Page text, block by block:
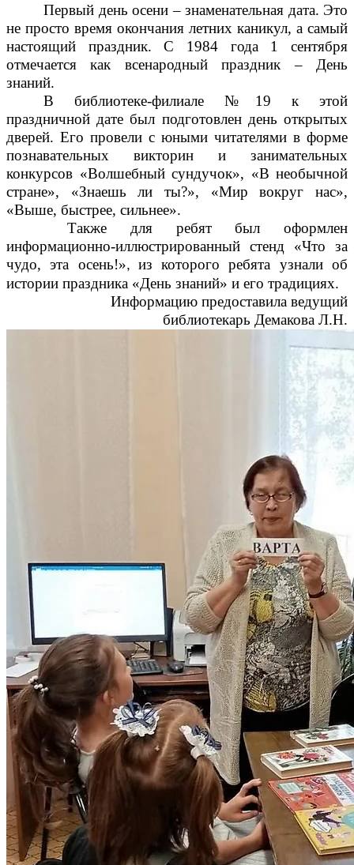
Первый день осени – знаменательная дата. Это
не просто время окончания летних каникул, а самый
настоящий праздник. С 1984 года 1 сентября
отмечается как всенародный праздник – День
знаний.
В библиотеке-филиале №19 к этой
праздничной дате был подготовлен день открытых
дверей. Его провели с юными читателями в форме
познавательных викторин и занимательных
конкурсов «Волшебный сундучок», «В необычной
стране», «Знаешь ли ты?», «Мир вокруг нас»,
«Выше, быстрее, сильнее».
Также для ребят был оформлен
информационно-иллюстрированный стенд «Что за
чудо, эта осень!», из которого ребята узнали об
истории праздника «День знаний» и его традициях.
Информацию предоставила ведущий
библиотекарь Демакова Л.Н.